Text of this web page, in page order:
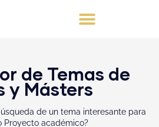
de Temas de
y Másters
de un tema interesante para
Proyecto académico?